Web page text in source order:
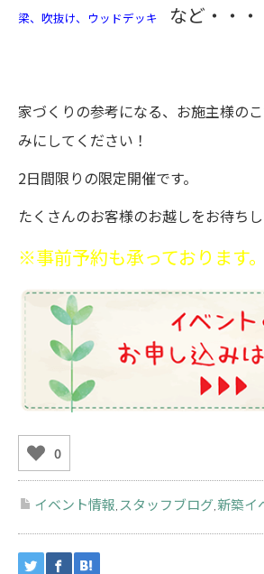
梁、吹抜け、ウッドデッキ など・・・
家づくりの参考になる、お施主様の
みにしてください！
2日間限りの限定開催です。
たくさんのお客様のお越しをお待ち
※事前予約も承っております。
0
イベント情報 スタッフブログ 新築イ